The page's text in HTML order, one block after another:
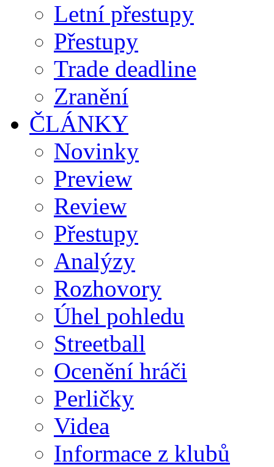
Letní přestupy
Přestupy
Trade deadline
Zranění
ČLÁNKY
Novinky
Preview
Review
Přestupy
Analýzy
Rozhovory
Úhel pohledu
Streetball
Ocenění hráči
Perličky
Videa
Informace z klubů